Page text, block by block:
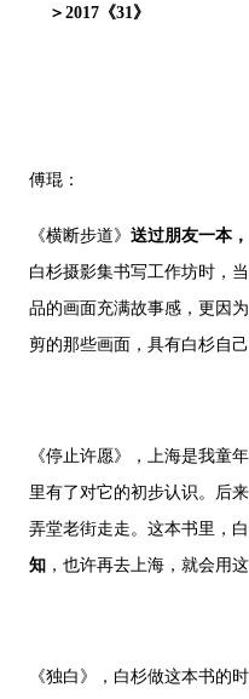
＞ 2017《31》
傅琨：
《横断步道》 送过朋友一本
白杉摄影集书写工作坊时，
品的画面充满故事感，更因
剪的那些画面，具有白杉自己
《停止许愿》，上海是我童
里有了对它的初步认识。后
弄堂老街走走。这本书里，
知 ，也许再去上海，就会用
《独白》，白杉做这本书的